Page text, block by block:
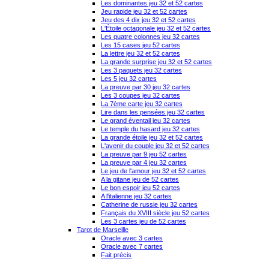
Les dominantes jeu 32 et 52 cartes
Jeu rapide jeu 32 et 52 cartes
Jeu des 4 dix jeu 32 et 52 cartes
L'Étoile octagonale jeu 32 et 52 cartes
Les quatre colonnes jeu 32 cartes
Les 15 cases jeu 52 cartes
La lettre jeu 32 et 52 cartes
La grande surprise jeu 32 et 52 cartes
Les 3 paquets jeu 32 cartes
Les 5 jeu 32 cartes
La preuve par 30 jeu 32 cartes
Les 3 coupes jeu 32 cartes
La 7ème carte jeu 32 cartes
Lire dans les pensées jeu 32 cartes
Le grand éventail jeu 32 cartes
Le temple du hasard jeu 32 cartes
La grande étoile jeu 32 et 52 cartes
L'avenir du couple jeu 32 et 52 cartes
La preuve par 9 jeu 52 cartes
La preuve par 4 jeu 32 cartes
Le jeu de l'amour jeu 32 et 52 cartes
A la gitane jeu de 52 cartes
Le bon espoir jeu 52 cartes
A l'italienne jeu 32 cartes
Catherine de russie jeu 32 cartes
Français du XVIII siècle jeu 52 cartes
Les 3 cartes jeu de 52 cartes
Tarot de Marseille
Oracle avec 3 cartes
Oracle avec 7 cartes
Fait précis